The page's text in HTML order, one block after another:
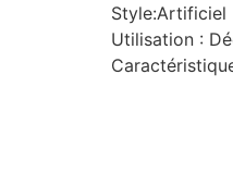
Style:Artificiel
Utilisation :